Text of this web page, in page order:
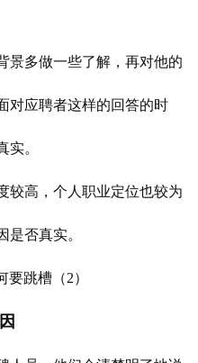
景多做一些了解，再对他的
对应聘者这样的回答的时
实。
较高，个人职业定位也较为
是否真实。